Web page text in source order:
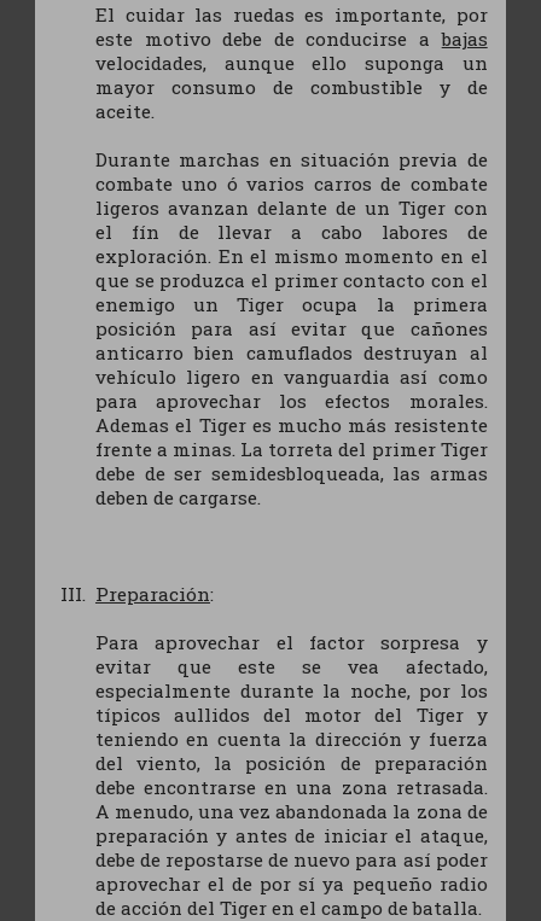
El cuidar las ruedas es importante, por
este motivo debe de conducirse abajas
velocidades, aunque ello suponga un
mayor consumo de combustible y de
aceite.
Durante marchas en situación previa de
combate uno ó varios carros de combate
ligeros avanzan delante de un Tiger con
el fín de llevar a cabo labores de
exploración. En el mismo momento en el
que se produzca el primer contacto con el
enemigo un Tiger ocupa la primera
posición para así evitar que cañones
anticarro bien camuflados destruyan al
vehículo ligero en vanguardia así como
para aprovechar los efectos morales.
Ademas el Tiger es mucho más resistente
frente a minas. La torreta del primer Tiger
debe de ser semidesbloqueada, las armas
deben de cargarse.
Preparación:
Para aprovechar el factor sorpresa y
evitar que este se vea afectado,
especialmente durante la noche, por los
típicos aullidos del motor del Tiger y
teniendo en cuenta la dirección y fuerza
del viento, la posición de preparación
debe encontrarse en una zona retrasada.
A menudo, una vez abandonada la zona de
preparación y antes de iniciar el ataque,
debe de repostarse de nuevo para así poder
aprovechar el de por sí ya pequeño radio
de acción del Tiger en el campo de batalla.